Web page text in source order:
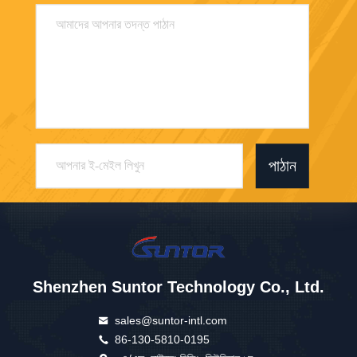
পাঠান
Shenzhen Suntor Technology Co., Ltd.
sales@suntor-intl.com
86-130-5810-0195